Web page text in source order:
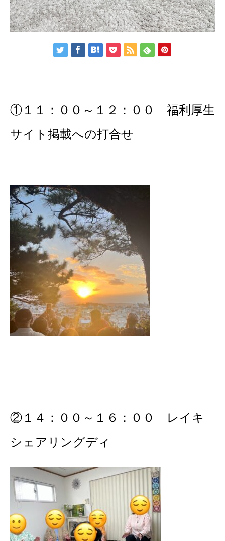
①１１：００～１２：００ 福利厚生
サイト掲載への打合せ
②１４：００～１６：００ レイキ
シェアリングディ